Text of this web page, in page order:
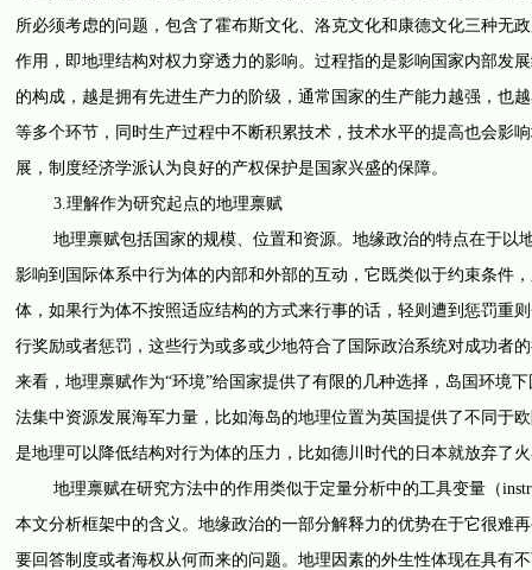
所必须考虑的问题，包含了霍布斯文化、洛克文化和康德文化三种无
作用，即地理结构对权力穿透力的影响。过程指的是影响国家内部发
的构成，越是拥有先进生产力的阶级，通常国家的生产能力越强，也
等多个环节，同时生产过程中不断积累技术，技术水平的提高也会影
展，制度经济学派认为良好的产权保护是国家兴盛的保障。
3.理解作为研究起点的地理禀赋
地理禀赋包括国家的规模、位置和资源。地缘政治的特点在于以
影响到国际体系中行为体的内部和外部的互动，它既类似于约束条件
体，如果行为体不按照适应结构的方式来行事的话，轻则遭到惩罚重
行奖励或者惩罚，这些行为或多或少地符合了国际政治系统对成功者
来看，地理禀赋作为“环境”给国家提供了有限的几种选择，岛国环境
法集中资源发展海军力量，比如海岛的地理位置为英国提供了不同于
是地理可以降低结构对行为体的压力，比如德川时代的日本就放弃了
地理禀赋在研究方法中的作用类似于定量分析中的工具变量（
本文分析框架中的含义。地缘政治的一部分解释力的优势在于它很难
要回答制度或者海权从何而来的问题。地理因素的外生性体现在具有